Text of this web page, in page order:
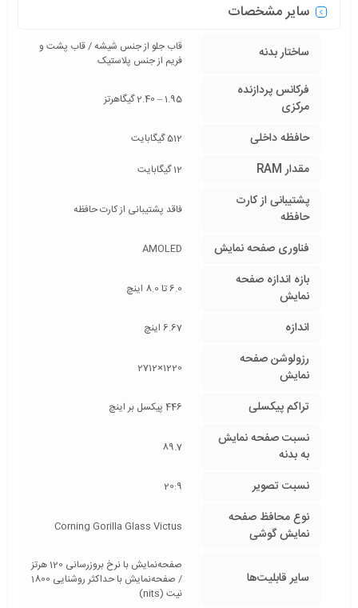
سایر مشخصات
ساختار بدنه
قاب جلو از جنس شیشه / قاب پشت و
فریم از جنس پلاستیک
فرکانس پردازنده‌
مرکزی
1.95 – 2.40 گیگاهرتز
حافظه داخلی 512 گیگابایت
مقدار RAM 12 گیگابایت
پشتیبانی از کارت
حافظه
فاقد پشتیبانی از کارت حافظه
فناوری صفحه‌ نمایش AMOLED
بازه‌ اندازه صفحه
نمایش
6.0 تا 8.0 اینچ
اندازه 6.67 اینچ
رزولوشن صفحه
نمایش
1220×2712
تراکم پیکسلی 446 پیکسل بر اینچ
نسبت صفحه‌ نمایش
به بدنه
89.7
نسبت تصویر 20:9
نوع محافظ صفحه
نمایش گوشی
Corning Gorilla Glass Victus
سایر قابلیت‌ها
صفحه‌نمایش با نرخ بروزرسانی 120 هرتز
/ صفحه‌نمایش با حداکثر روشنایی 1800
نیت (nits)